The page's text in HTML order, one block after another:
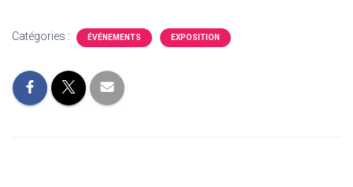
Catégories : ÉVÉNEMENTS EXPOSITION